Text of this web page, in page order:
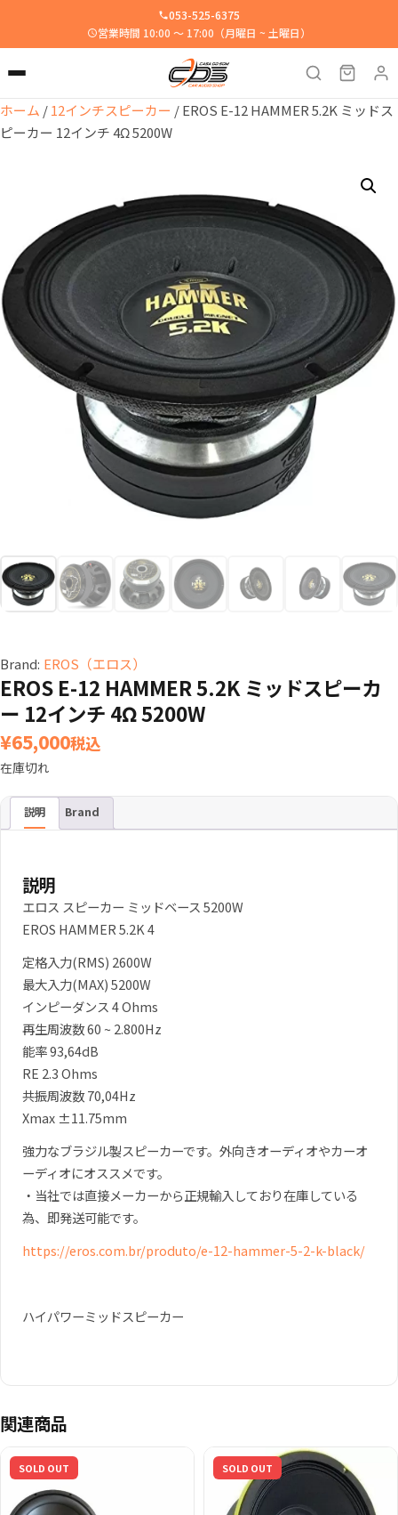
053-525-6375
営業時間 10:00 ～ 17:00（月曜日 ~ 土曜日）
ホーム /12インチスピーカー / EROS E-12 HAMMER 5.2K ミッドス
ピーカー 12インチ 4Ω 5200W
Brand: EROS（エロス）
EROS E-12 HAMMER 5.2K ミッドスピーカ
ー 12インチ 4Ω 5200W
¥65,000税込
在庫切れ
説明 Brand
説明
エロス スピーカー ミッドベース 5200W
EROS HAMMER 5.2K 4
定格入力(RMS) 2600W
最大入力(MAX) 5200W
インピーダンス 4 Ohms
再生周波数 60 ~ 2.800Hz
能率 93,64dB
RE 2.3 Ohms
共振周波数 70,04Hz
Xmax ±11.75mm
強力なブラジル製スピーカーです。外向きオーディオやカーオ
ーディオにオススメです。
・当社では直接メーカーから正規輸入しており在庫している
為、即発送可能です。
https://eros.com.br/produto/e-12-hammer-5-2-k-black/
ハイパワーミッドスピーカー
関連商品
SOLD OUT SOLD OUT